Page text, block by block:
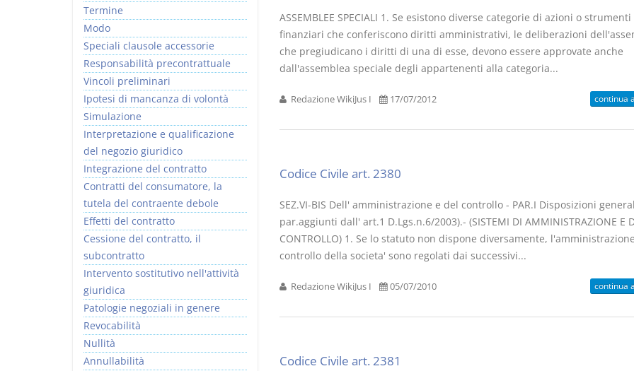
ASSEMBLEE SPECIALI 1. Se esistono diverse categorie di azioni o strumenti
finanziari che conferiscono diritti amministrativi, le deliberazioni
che pregiudicano i diritti di una di esse, devono essere approvate anche
dall'assemblea speciale degli appartenenti alla categoria...
Redazione WikiJus I 17/07/2012 continua
Codice Civile art. 2380
SEZ.VI-BIS Dell' amministrazione e del controllo - PAR.I Disposizioni
par.aggiunti dall' art.1 D.Lgs.n.6/2003).- (SISTEMI DI AMMINISTRAZIONE E
CONTROLLO) 1. Se lo statuto non dispone diversamente,
controllo della societa' sono regolati dai successivi...
Redazione WikiJus I 05/07/2010 continua
Codice Civile art. 2381
Termine
Modo
Speciali clausole accessorie
Responsabilità precontrattuale
Vincoli preliminari
Ipotesi di mancanza di volontà
Simulazione
Interpretazione e qualificazione
del negozio giuridico
Integrazione del contratto
Contratti del consumatore, la
tutela del contraente debole
Effetti del contratto
Cessione del contratto, il
subcontratto
Intervento sostitutivo nell'attività
giuridica
Patologie negoziali in genere
Revocabilità
Nullità
Annullabilità